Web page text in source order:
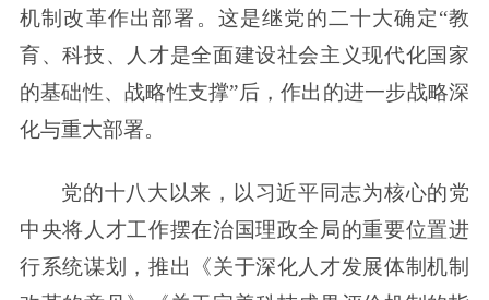
机制改革作出部署。这是继党的二十大确定“教
育、科技、人才是全面建设社会主义现代化国家
的基础性、战略性支撑”后，作出的进一步战略深
化与重大部署。
党的十八大以来，以习近平同志为核心的党
中央将人才工作摆在治国理政全局的重要位置进
行系统谋划，推出《关于深化人才发展体制机制